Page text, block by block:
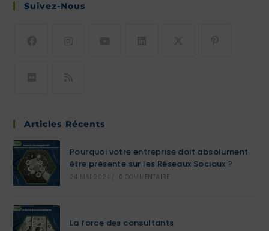
Suivez-Nous
Articles Récents
Pourquoi votre entreprise doit absolument
être présente sur les Réseaux Sociaux ?
24 MAI 2024 0 COMMENTAIRE
La force des consultants